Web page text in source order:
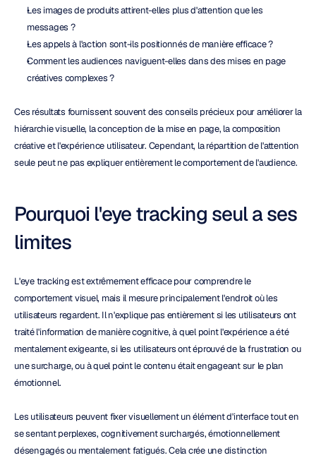
Les images de produits attirent-elles plus d'attention que les
messages ?
Les appels à l'action sont-ils positionnés de manière efficace ?
Comment les audiences naviguent-elles dans des mises en page
créatives complexes ?
Ces résultats fournissent souvent des conseils précieux pour améliorer la
hiérarchie visuelle, la conception de la mise en page, la composition
créative et l'expérience utilisateur. Cependant, la répartition de l'attention
seule peut ne pas expliquer entièrement le comportement de l'audience.
Pourquoi l'eye tracking seul a ses
limites
L'eye tracking est extrêmement efficace pour comprendre le
comportement visuel, mais il mesure principalement l'endroit où les
utilisateurs regardent. Il n'explique pas entièrement si les utilisateurs ont
traité l'information de manière cognitive, à quel point l'expérience a été
mentalement exigeante, si les utilisateurs ont éprouvé de la frustration ou
une surcharge, ou à quel point le contenu était engageant sur le plan
émotionnel.
Les utilisateurs peuvent fixer visuellement un élément d'interface tout en
se sentant perplexes, cognitivement surchargés, émotionnellement
désengagés ou mentalement fatigués. Cela crée une distinction